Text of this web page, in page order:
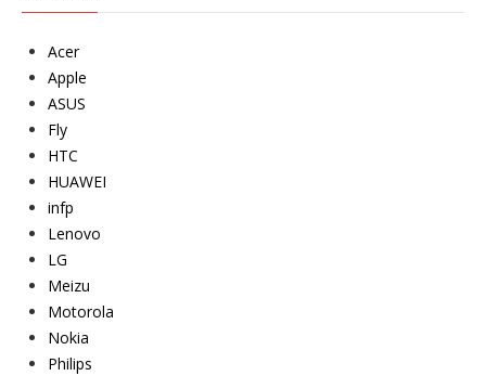
Acer
Apple
ASUS
Fly
HTC
HUAWEI
infp
Lenovo
LG
Meizu
Motorola
Nokia
Philips